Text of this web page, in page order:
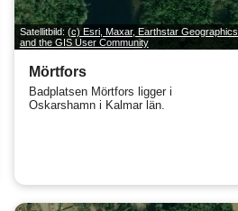
Satellitbild: (c) Esri, Maxar, Earthstar Geographics,
and the GIS User Community
Mörtfors
Badplatsen Mörtfors ligger i
Oskarshamn i Kalmar län.